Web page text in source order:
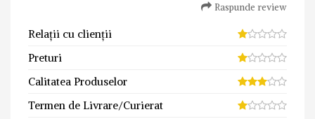
Raspunde review
Relații cu clienții
Preturi
Calitatea Produselor
Termen de Livrare/Curierat